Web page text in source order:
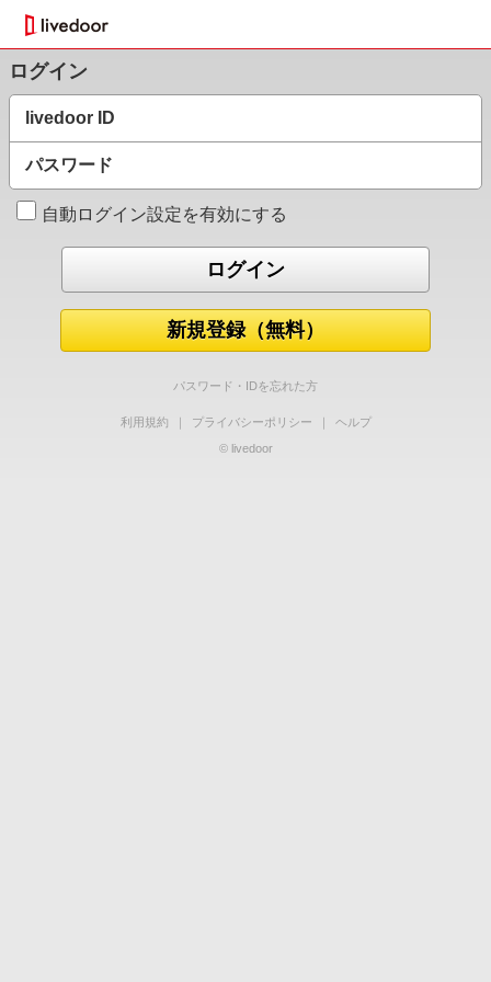
ログイン
livedoor ID
パスワード
自動ログイン設定を有効にする
新規登録（無料）
パスワード・IDを忘れた方
利用規約 ｜ プライバシーポリシー ｜
ヘルプ
© livedoor